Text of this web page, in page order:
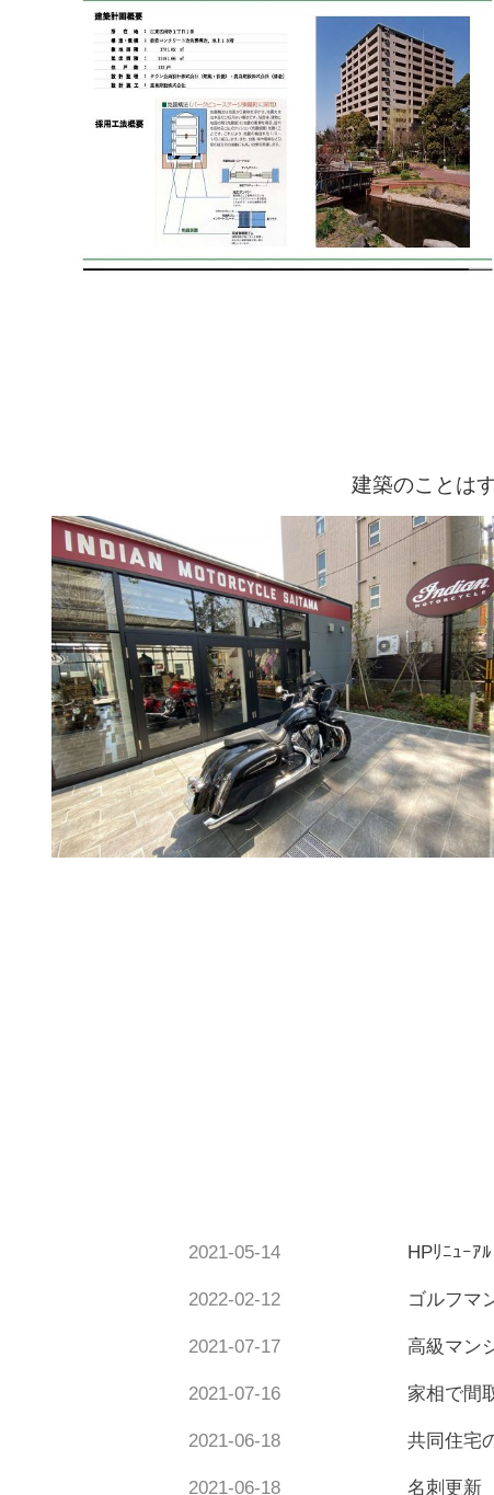
建築のことは
2021-05-14 HPﾘﾆｭｰｱﾙ
2022-02-12 ゴルフマ
2021-07-17 高級マン
2021-07-16 家相で間
2021-06-18 共同住宅
2021-06-18 名刺更新